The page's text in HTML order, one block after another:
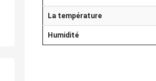
La température
Humidité